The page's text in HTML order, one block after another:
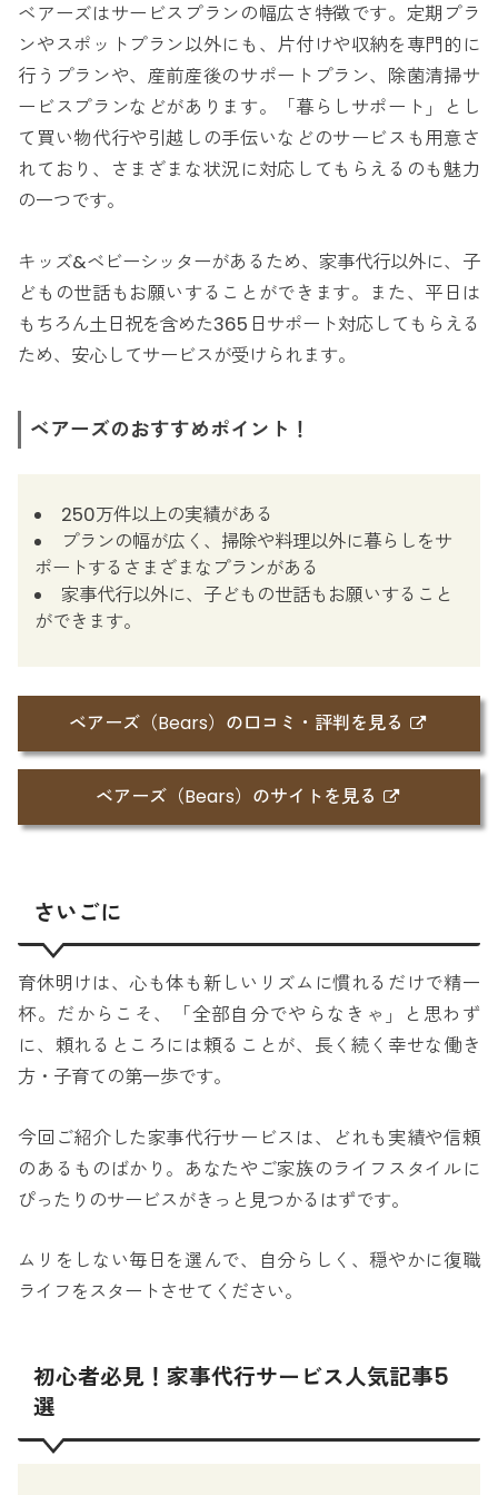
ベアーズはサービスプランの幅広さ特徴です。定期プラ
ンやスポットプラン以外にも、片付けや収納を専門的に
行うプランや、産前産後のサポートプラン、除菌清掃サ
ービスプランなどがあります。「暮らしサポート」とし
て買い物代行や引越しの手伝いなどのサービスも用意さ
れており、さまざまな状況に対応してもらえるのも魅力
の一つです。
キッズ&ベビーシッターがあるため、家事代行以外に、子
どもの世話もお願いすることができます。また、平日は
もちろん土日祝を含めた365日サポート対応してもらえる
ため、安心してサービスが受けられます。
ベアーズのおすすめポイント！
250万件以上の実績がある
プランの幅が広く、掃除や料理以外に暮らしをサ
ポートするさまざまなプランがある
家事代行以外に、子どもの世話もお願いすること
ができます。
ベアーズ（Bears）の口コミ・評判を見る
ベアーズ（Bears）のサイトを見る
さいごに
育休明けは、心も体も新しいリズムに慣れるだけで精一
杯。だからこそ、「全部自分でやらなきゃ」と思わず
に、頼れるところには頼ることが、長く続く幸せな働き
方・子育ての第一歩です。
今回ご紹介した家事代行サービスは、どれも実績や信頼
のあるものばかり。あなたやご家族のライフスタイルに
ぴったりのサービスがきっと見つかるはずです。
ムリをしない毎日を選んで、自分らしく、穏やかに復職
ライフをスタートさせてください。
初心者必見！家事代行サービス人気記事5
選